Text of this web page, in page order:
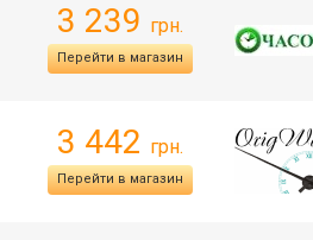
3 239 грн.
Перейти в магазин
3 442 грн.
Перейти в магазин